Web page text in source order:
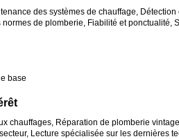
des systèmes de chauffage, Détection
de plomberie, Fiabilité et ponctualité,
base
chauffages, Réparation de plomberie
Lecture spécialisée sur les dernières